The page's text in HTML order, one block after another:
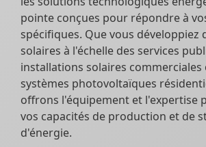
pointe conçues pour répondre à
spécifiques. Que vous développiez
solaires à l'échelle des services
installations solaires commerciales
systèmes photovoltaïques
offrons l'équipement et l'expertise
vos capacités de production et de
d'énergie.